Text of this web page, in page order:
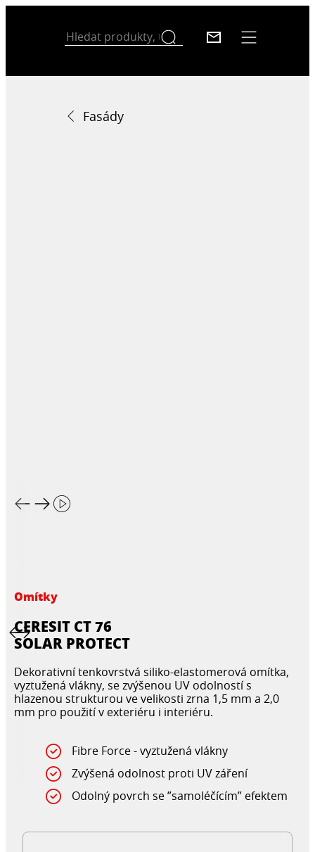
Fasády
Omítky
CERESIT CT 76
SOLAR PROTECT
Dekorativní tenkovrstvá siliko-elastomerová omítka,
vyztužená vlákny, se zvýšenou UV odolností s
hlazenou strukturou ve velikosti zrna 1,5 mm a 2,0
mm pro použití v exteriéru i interiéru.
Fibre Force - vyztužená vlákny
Zvýšená odolnost proti UV záření
Odolný povrch se ”samoléčícím” efektem